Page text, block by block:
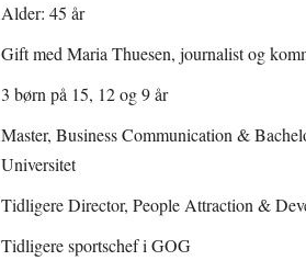
Alder: 45 år
Gift med Maria Thuesen, journalist og
3 børn på 15, 12 og 9 år
Master, Business Communication &
Universitet
Tidligere Director, People Attraction &
Tidligere sportschef i GOG